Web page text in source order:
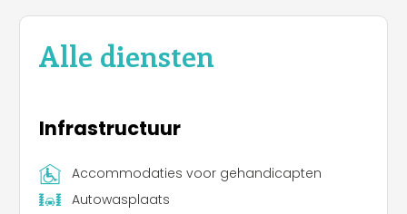
Alle diensten
Infrastructuur
Accommodaties voor gehandicapten
Autowasplaats